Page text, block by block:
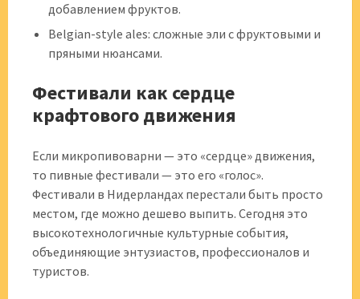
добавлением фруктов.
Belgian-style ales: сложные эли с фруктовыми и
пряными нюансами.
Фестивали как сердце
крафтового движения
Если микропивоварни — это «сердце» движения,
то пивные фестивали — это его «голос».
Фестивали в Нидерландах перестали быть просто
местом, где можно дешево выпить. Сегодня это
высокотехнологичные культурные события,
объединяющие энтузиастов, профессионалов и
туристов.